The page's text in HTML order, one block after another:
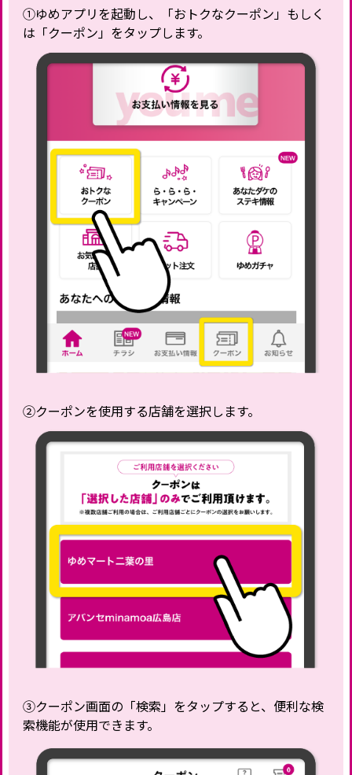
①ゆめアプリを起動し、「おトクなクーポン」もしく
は「クーポン」をタップします。
②クーポンを使用する店舗を選択します。
③クーポン画面の「検索」をタップすると、便利な検
索機能が使用できます。